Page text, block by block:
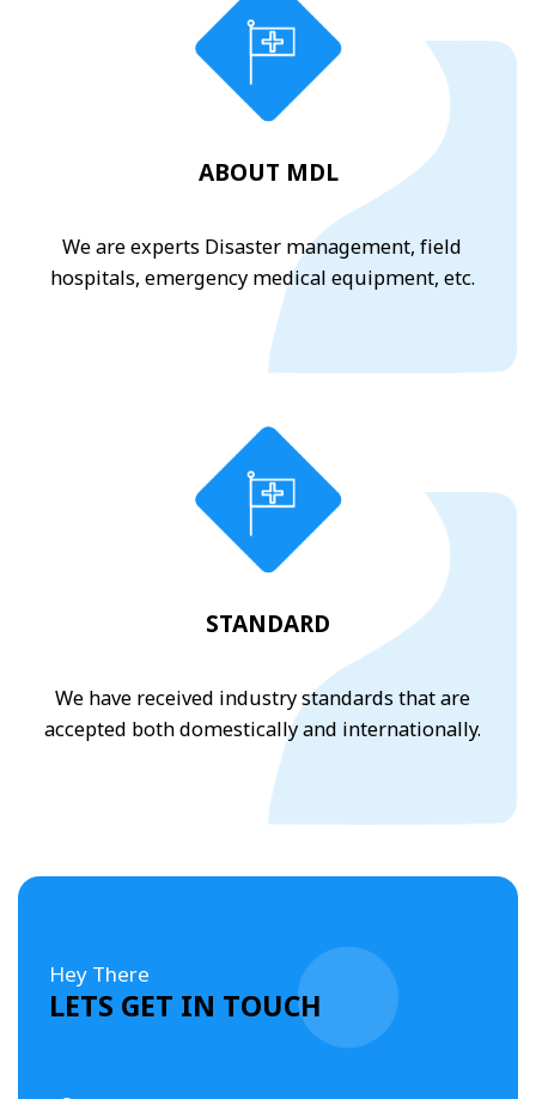
ABOUT MDL
We are experts Disaster management, field
hospitals, emergency medical equipment, etc.
STANDARD
We have received industry standards that are
accepted both domestically and internationally.
Hey There
LETS GET IN TOUCH